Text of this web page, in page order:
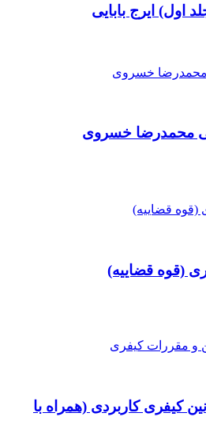
ایرج بابایی
محمدرضا خسروی
(قوه قضاییه)
کیفری کاربردی (همراه با